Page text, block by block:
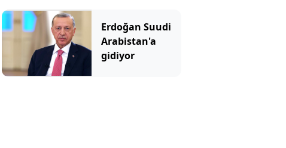
katıldı
Erdoğan Suudi
Arabistan'a
gidiyor